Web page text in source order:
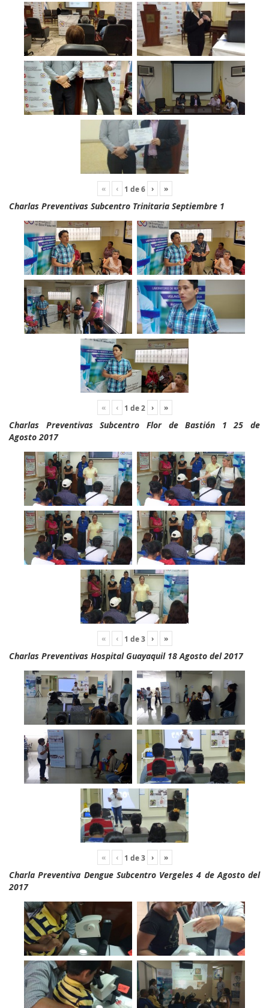
« ‹ 1 de6 › »
Charlas Preventivas Subcentro Trinitaria Septiembre 1
« ‹ 1 de2 › »
Charlas Preventivas Subcentro Flor de Bastión 1 25 de
Agosto 2017
« ‹ 1 de3 › »
Charlas Preventivas Hospital Guayaquil 18 Agosto del 2017
« ‹ 1 de3 › »
Charla Preventiva Dengue Subcentro Vergeles 4 de Agosto del
2017